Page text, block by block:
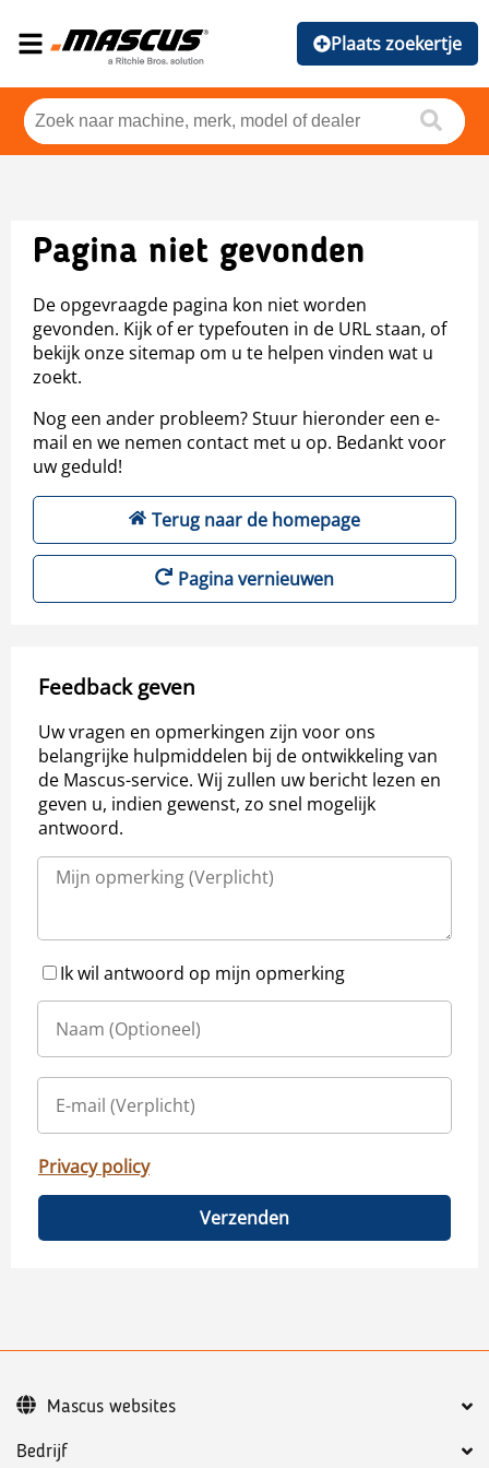
Plaats zoekertje
Pagina niet gevonden
De opgevraagde pagina kon niet worden
gevonden. Kijk of er typefouten in de URL staan, of
bekijk onze sitemap om u te helpen vinden wat u
zoekt.
Nog een ander probleem? Stuur hieronder een e-
mail en we nemen contact met u op. Bedankt voor
uw geduld!
Terug naar de homepage
Pagina vernieuwen
Feedback geven
Uw vragen en opmerkingen zijn voor ons
belangrijke hulpmiddelen bij de ontwikkeling van
de Mascus-service. Wij zullen uw bericht lezen en
geven u, indien gewenst, zo snel mogelijk
antwoord.
Ik wil antwoord op mijn opmerking
Privacy policy
Verzenden
Bedrijf
Mascus websites